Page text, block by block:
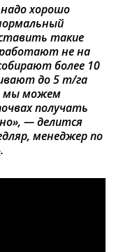
хорошо
такие
работают не на
более 10
до 5 т/га
мы можем
получать
— делится
менеджер по
.